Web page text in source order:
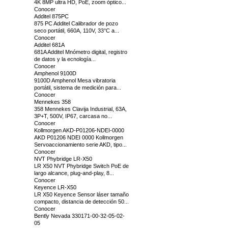
4K 8MP ultra HD, PoE, zoom óptico...
Conocer
Additel 875PC
875 PC Additel Calibrador de pozo
seco portátil, 660A, 110V, 33°C a...
Conocer
Additel 681A
681A Additel Mnómetro digital, registro
de datos y la ecnología...
Conocer
Amphenol 9100D
9100D Amphenol Mesa vibratoria
portátil, sistema de medición para...
Conocer
Mennekes 358
358 Mennekes Clavija Industrial, 63A,
3P+T, 500V, IP67, carcasa no...
Conocer
Kollmorgen AKD-P01206-NDEI-0000
AKD P01206 NDEI 0000 Kollmorgen
Servoaccionamiento serie AKD, tipo...
Conocer
NVT Phybridge LR-X50
LR X50 NVT Phybridge Switch PoE de
largo alcance, plug-and-play, 8...
Conocer
Keyence LR-X50
LR X50 Keyence Sensor láser tamaño
compacto, distancia de detección 50...
Conocer
Bently Nevada 330171-00-32-05-02-
05